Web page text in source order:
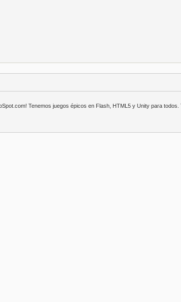
Tenemos juegos épicos en Flash, HTML5 y Unity para todos.